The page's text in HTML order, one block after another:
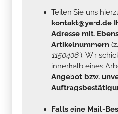
Teilen Sie uns
kontakt@yerd.de
Adresse mit.
Artikelnummern
1150406). Wir
innerhalb eines
Angebot bzw.
Falls eine Mail-